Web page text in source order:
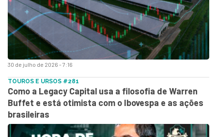
30 de julho de 2026 - 7:16
TOUROS E URSOS #281
Como a Legacy Capital usa a filosofia de Warren
Buffet e está otimista com o Ibovespa e as ações
brasileiras